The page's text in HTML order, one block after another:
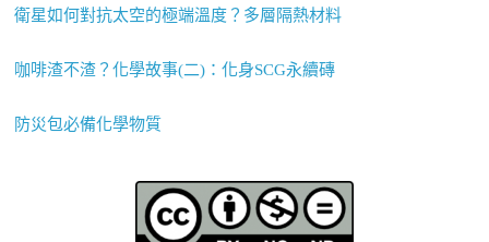
衛星如何對抗太空的極端溫度？多層隔熱材料
咖啡渣不渣？化學故事(二)：化身SCG永續磚
防災包必備化學物質